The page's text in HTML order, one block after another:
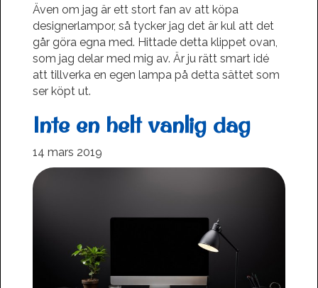
Även om jag är ett stort fan av att köpa
designerlampor, så tycker jag det är kul att det
går göra egna med. Hittade detta klippet ovan,
som jag delar med mig av. Är ju rätt smart idé
att tillverka en egen lampa på detta sättet som
ser köpt ut.
Inte en helt vanlig dag
14 mars 2019